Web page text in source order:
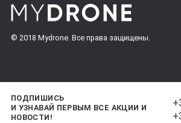
© 2018 Mydrone. Все права защищены.
ПОДПИШИСЬ
И УЗНАВАЙ ПЕРВЫМ ВСЕ АКЦИИ И
НОВОСТИ!